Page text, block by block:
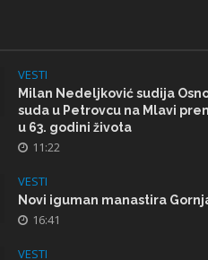
VESTI
Milan Nedeljković sudija
suda u Petrovcu na Mlavi
u 63. godini života
11:22
VESTI
Novi iguman manastira
16:41
VESTI